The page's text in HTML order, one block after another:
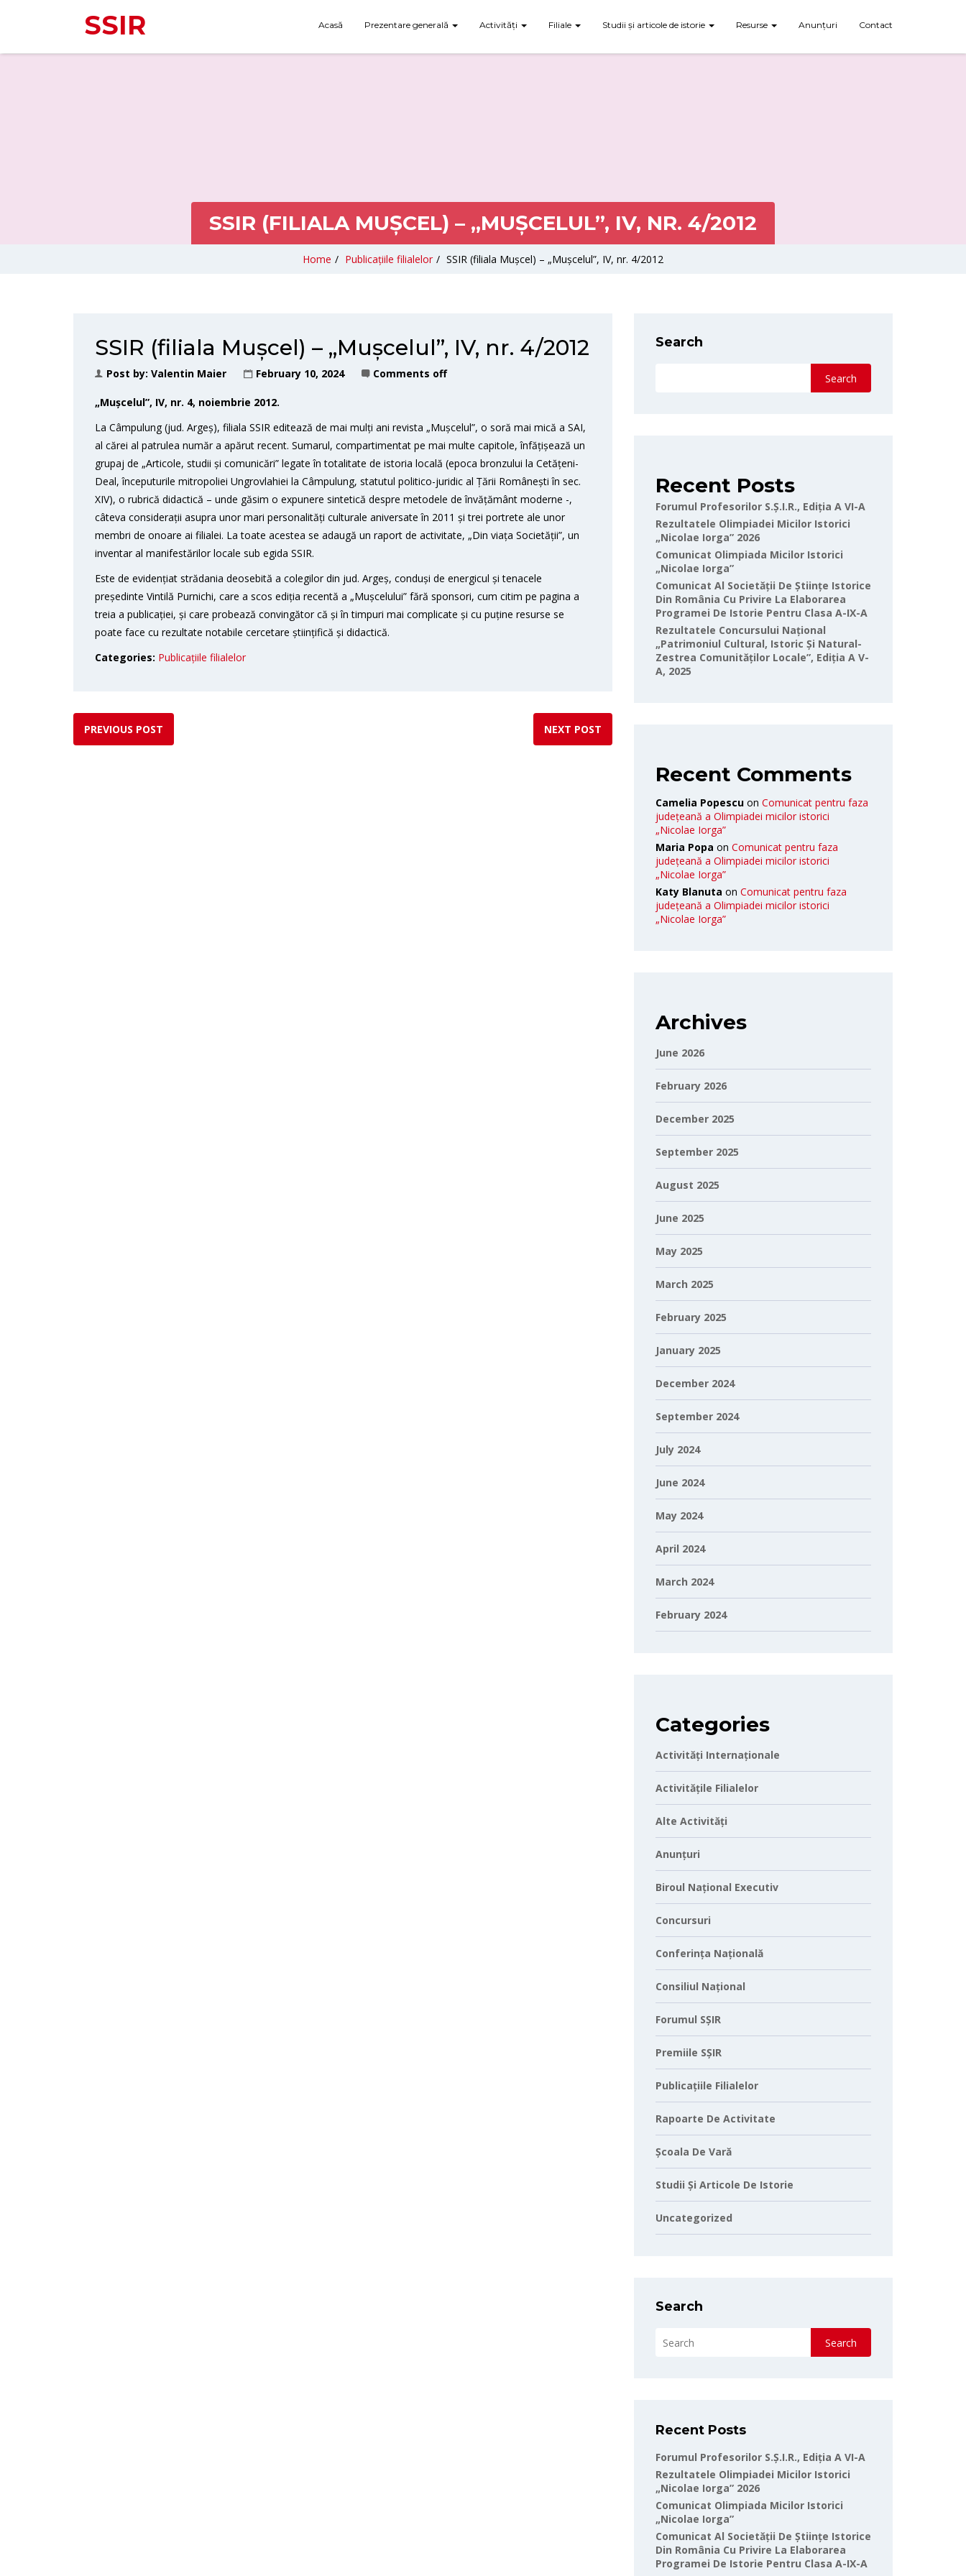
SSIR Acasă Prezentare generală Activități Filiale Studii și articole de istorie Resurse Anunțuri Contact
SSIR (FILIALA MUȘCEL) – „MUȘCELUL”, IV, NR. 4/2012
Home / Publicațiile filialelor / SSIR (filiala Mușcel) – „Mușcelul”, IV, nr. 4/2012
SSIR (filiala Mușcel) – „Mușcelul”, IV, nr. 4/2012
Post by: Valentin Maier February 10, 2024 Comments off
„Mușcelul”, IV, nr. 4, noiembrie 2012.
La Câmpulung (jud. Argeș), filiala SSIR editează de mai mulți ani revista „Mușcelul”, o soră mai mică a SAI,
al cărei al patrulea număr a apărut recent. Sumarul, compartimentat pe mai multe capitole, înfățișează un
grupaj de „Articole, studii și comunicări” legate în totalitate de istoria locală (epoca bronzului la Cetățeni-
Deal, începuturile mitropoliei Ungrovlahiei la Câmpulung, statutul politico-juridic al Țării Românești în sec.
XIV), o rubrică didactică – unde găsim o expunere sintetică despre metodele de învățământ moderne -,
câteva considerații asupra unor mari personalități culturale aniversate în 2011 și trei portrete ale unor
membri de onoare ai filialei. La toate acestea se adaugă un raport de activitate, „Din viața Societății”, un
inventar al manifestărilor locale sub egida SSIR.
Este de evidențiat strădania deosebită a colegilor din jud. Argeș, conduși de energicul și tenacele
președinte Vintilă Purnichi, care a scos ediția recentă a „Mușcelului” fără sponsori, cum citim pe pagina a
treia a publicației, și care probează convingător că și în timpuri mai complicate și cu puține resurse se
poate face cu rezultate notabile cercetare științifică și didactică.
Categories: Publicațiile filialelor
PREVIOUS POST NEXT POST
Search
Search
Recent Posts
Forumul Profesorilor S.Ș.I.R., Ediția A VI-A
Rezultatele Olimpiadei Micilor Istorici
„Nicolae Iorga” 2026
Comunicat Olimpiada Micilor Istorici
„Nicolae Iorga”
Comunicat Al Societății De Științe Istorice
Din România Cu Privire La Elaborarea
Programei De Istorie Pentru Clasa A-IX-A
Rezultatele Concursului Național
„Patrimoniul Cultural, Istoric Și Natural-
Zestrea Comunităților Locale”, Ediția A V-
A, 2025
Recent Comments
Camelia Popescu on Comunicat pentru faza
județeană a Olimpiadei micilor istorici
„Nicolae Iorga”
Maria Popa on Comunicat pentru faza
județeană a Olimpiadei micilor istorici
„Nicolae Iorga”
Katy Blanuta on Comunicat pentru faza
județeană a Olimpiadei micilor istorici
„Nicolae Iorga”
Archives
June 2026
February 2026
December 2025
September 2025
August 2025
June 2025
May 2025
March 2025
February 2025
January 2025
December 2024
September 2024
July 2024
June 2024
May 2024
April 2024
March 2024
February 2024
Categories
Activități Internaționale
Activitățile Filialelor
Alte Activități
Anunțuri
Biroul Național Executiv
Concursuri
Conferința Națională
Consiliul Național
Forumul SȘIR
Premiile SȘIR
Publicațiile Filialelor
Rapoarte De Activitate
Școala De Vară
Studii Și Articole De Istorie
Uncategorized
Search
Search
Recent Posts
Forumul Profesorilor S.Ș.I.R., Ediția A VI-A
Rezultatele Olimpiadei Micilor Istorici
„Nicolae Iorga” 2026
Comunicat Olimpiada Micilor Istorici
„Nicolae Iorga”
Comunicat Al Societății De Științe Istorice
Din România Cu Privire La Elaborarea
Programei De Istorie Pentru Clasa A-IX-A